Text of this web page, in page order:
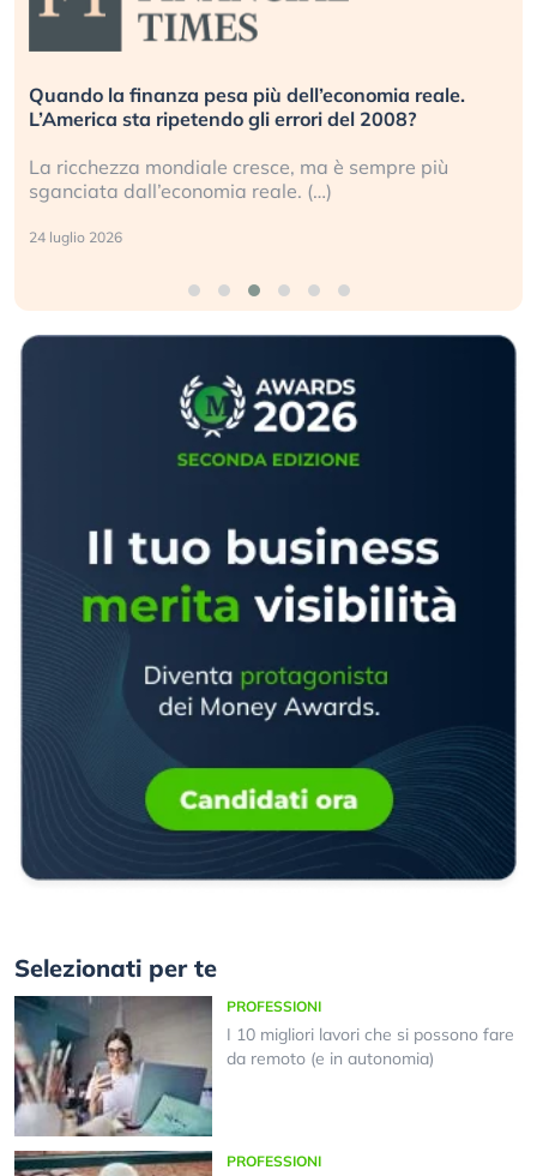
Quando la finanza pesa più dell’economia reale.
L’America sta ripetendo gli errori del 2008?
La ricchezza mondiale cresce, ma è sempre più
sganciata dall’economia reale. (…)
24 luglio 2026
Selezionati per te
PROFESSIONI
I 10 migliori lavori che si possono fare
da remoto (e in autonomia)
PROFESSIONI